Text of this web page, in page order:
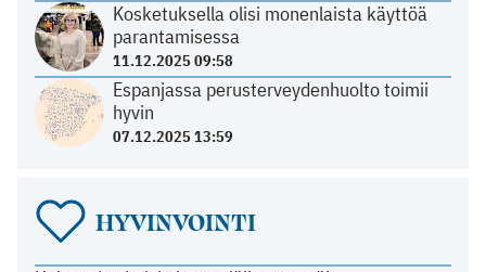
Kosketuksella olisi monenlaista käyttöä
parantamisessa
11.12.2025 09:58
Espanjassa perusterveydenhuolto toimii
hyvin
07.12.2025 13:59
HYVINVOINTI